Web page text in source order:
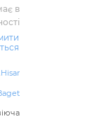
в
Hisar